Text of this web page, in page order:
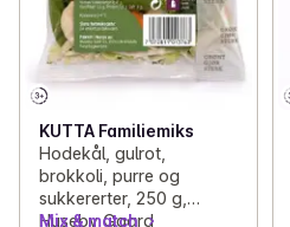
KUTTA Familiemiks
Hodekål, gulrot,
brokkoli, purre og
sukkererter, 250 g,
Huseby Gaard
Mix & match